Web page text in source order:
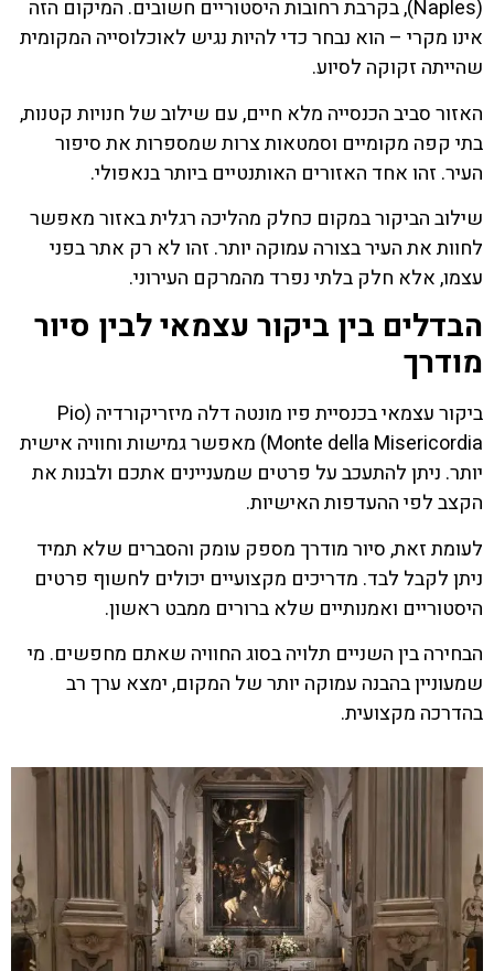
(Naples), בקרבת רחובות היסטוריים חשובים. המיקום הזה
אינו מקרי – הוא נבחר כדי להיות נגיש לאוכלוסייה המקומית
שהייתה זקוקה לסיוע.
האזור סביב הכנסייה מלא חיים, עם שילוב של חנויות קטנות,
בתי קפה מקומיים וסמטאות צרות שמספרות את סיפור
העיר. זהו אחד האזורים האותנטיים ביותר בנאפולי.
שילוב הביקור במקום כחלק מהליכה רגלית באזור מאפשר
לחוות את העיר בצורה עמוקה יותר. זהו לא רק אתר בפני
עצמו, אלא חלק בלתי נפרד מהמרקם העירוני.
הבדלים בין ביקור עצמאי לבין סיור
מודרך
ביקור עצמאי בכנסיית פיו מונטה דלה מיזריקורדיה (Pio
Monte della Misericordia) מאפשר גמישות וחוויה אישית
יותר. ניתן להתעכב על פרטים שמעניינים אתכם ולבנות את
הקצב לפי ההעדפות האישיות.
לעומת זאת, סיור מודרך מספק עומק והסברים שלא תמיד
ניתן לקבל לבד. מדריכים מקצועיים יכולים לחשוף פרטים
היסטוריים ואמנותיים שלא ברורים ממבט ראשון.
הבחירה בין השניים תלויה בסוג החוויה שאתם מחפשים. מי
שמעוניין בהבנה עמוקה יותר של המקום, ימצא ערך רב
בהדרכה מקצועית.